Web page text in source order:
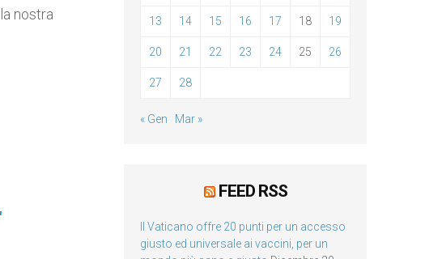
nostra
13 14 15 16 17 18 19
20 21 22 23 24 25 26
27 28
« Gen Mar »
FEED RSS
Il Vaticano offre 20 punti per un accesso
giusto ed universale ai vaccini, per un